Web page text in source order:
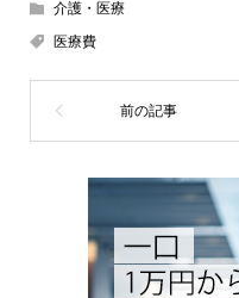
介護・医療
医療費